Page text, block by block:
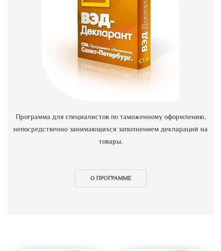
Программа для специалистов по таможенному оформлению,
непосредственно занимающихся заполнением деклараций на
товары.
О ПРОГРАММЕ